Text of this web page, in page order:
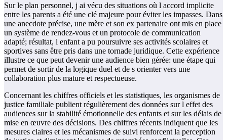
Sur le plan personnel, j ai vécu des situations où l accord implicite
entre les parents a été une clé majeure pour éviter les impasses. Dans
une anecdote précise, une mère et son ex partenaire ont mis en place
un système de rendez-vous et un protocole de communication
adapté; résultat, l enfant a pu poursuivre ses activités scolaires et
sportives sans être pris dans une tornade juridique. Cette expérience
illustre ce que peut devenir une audience bien gérée: une étape qui
permet de sortir de la logique duel et de s orienter vers une
collaboration plus mature et respectueuse.
Concernant les chiffres officiels et les statistiques, les organismes de
justice familiale publient régulièrement des données sur l effet des
audiences sur la stabilité émotionnelle des enfants et sur les délais de
mise en œuvre des décisions. Des chiffres récents indiquent que les
mesures claires et les mécanismes de suivi renforcent la perception